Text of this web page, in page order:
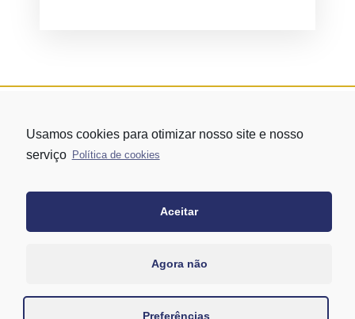
andar – conj. 1305 – Vila Mariana - São Paulo/SP
Usamos cookies para otimizar nosso site e nosso
serviço Política de cookies
Aceitar
Agora não
Preferências